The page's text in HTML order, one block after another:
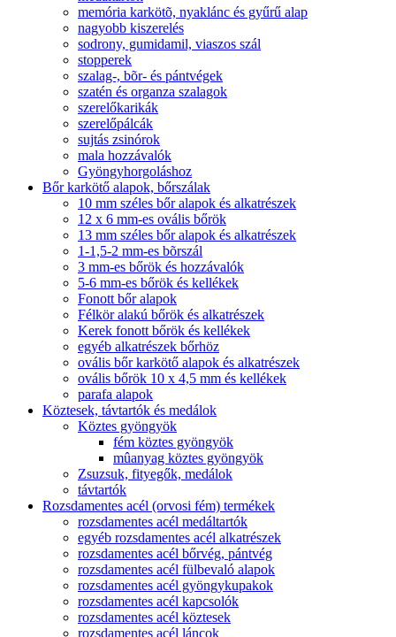
memória karkötõ, nyaklánc és gyűrű alap
nagyobb kiszerelés
sodrony, gumidamil, viaszos szál
stopperek
szalag-, bõr- és pántvégek
szatén és organza szalagok
szerelőkarikák
szerelőpálcák
sujtás zsinórok
mala hozzávalók
Gyöngyhorgoláshoz
Bőr karkötő alapok, bőrszálak
10 mm széles bőr alapok és alkatrészek
12 x 6 mm-es ovális bőrök
13 mm széles bőr alapok és alkatrészek
1-1,5-2 mm-es bõrszál
3 mm-es bőrök és hozzávalók
5-6 mm-es bőrök és kellékek
Fonott bőr alapok
Félkör alakú bőrök és alkatrészek
Kerek fonott bőrök és kellékek
egyéb alkatrészek bőrhöz
ovális bőr karkötő alapok és alkatrészek
ovális bőrök 10 x 4,5 mm és kellékek
parafa alapok
Köztesek, távtartók és medálok
Köztes gyöngyök
fém köztes gyöngyök
mûanyag köztes gyöngyök
Zsuzsuk, fityegők, medálok
távtartók
Rozsdamentes acél (orvosi fém) termékek
rozsdamentes acél medáltartók
egyéb rozsdamentes acél alkatrészek
rozsdamentes acél bőrvég, pántvég
rozsdamentes acél fülbevaló alapok
rozsdamentes acél gyöngykupakok
rozsdamentes acél kapcsolók
rozsdamentes acél köztesek
rozsdamentes acél láncok